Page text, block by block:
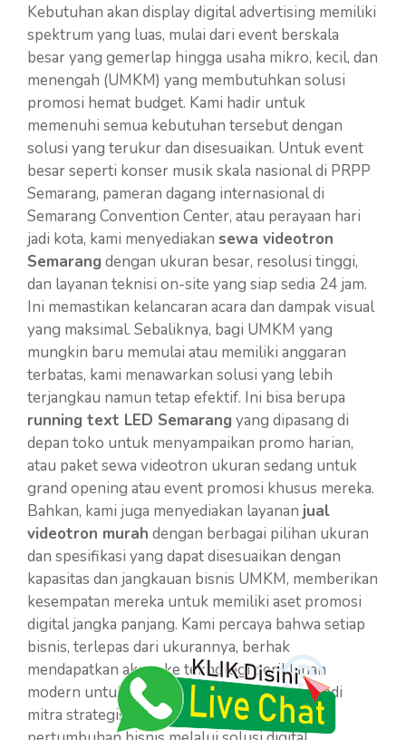
Kebutuhan akan display digital advertising memiliki
spektrum yang luas, mulai dari event berskala
besar yang gemerlap hingga usaha mikro, kecil, dan
menengah (UMKM) yang membutuhkan solusi
promosi hemat budget. Kami hadir untuk
memenuhi semua kebutuhan tersebut dengan
solusi yang terukur dan disesuaikan. Untuk event
besar seperti konser musik skala nasional di PRPP
Semarang, pameran dagang internasional di
Semarang Convention Center, atau perayaan hari
jadi kota, kami menyediakan sewa videotron
Semarang dengan ukuran besar, resolusi tinggi,
dan layanan teknisi on-site yang siap sedia 24 jam.
Ini memastikan kelancaran acara dan dampak visual
yang maksimal. Sebaliknya, bagi UMKM yang
mungkin baru memulai atau memiliki anggaran
terbatas, kami menawarkan solusi yang lebih
terjangkau namun tetap efektif. Ini bisa berupa
running text LED Semarang yang dipasang di
depan toko untuk menyampaikan promo harian,
atau paket sewa videotron ukuran sedang untuk
grand opening atau event promosi khusus mereka.
Bahkan, kami juga menyediakan layanan jual
videotron murah dengan berbagai pilihan ukuran
dan spesifikasi yang dapat disesuaikan dengan
kapasitas dan jangkauan bisnis UMKM, memberikan
kesempatan mereka untuk memiliki aset promosi
digital jangka panjang. Kami percaya bahwa setiap
bisnis, terlepas dari ukurannya, berhak
mendapatkan akses ke teknologi periklanan
modern untuk berkembang. Kami siap menjadi
mitra strategis Anda dalam setiap langkah